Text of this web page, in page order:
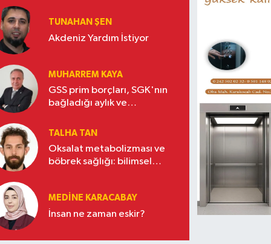
TUNAHAN ŞEN
Akdeniz Yardım İstiyor
MUHARREM KAYA
GSS prim borçları, SGK'nın
bağladığı aylık ve
TALHA TAN
Oksalat metabolizması ve
böbrek sağlığı: bilimsel
MEDINE KARACABAY
İnsan ne zaman eskir?